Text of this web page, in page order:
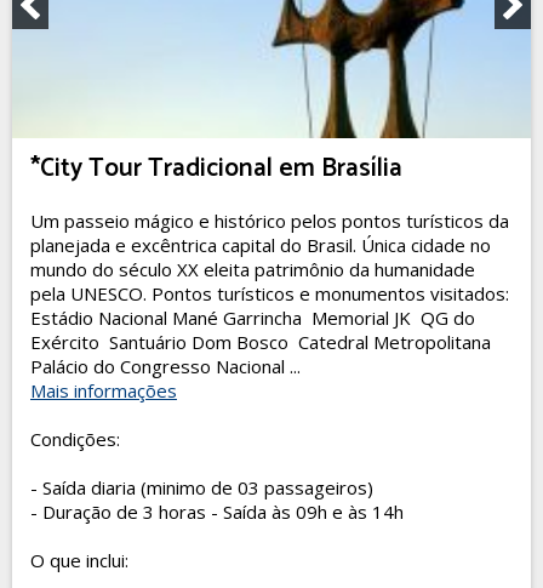
*City Tour Tradicional em Brasília
Um passeio mágico e histórico pelos pontos turísticos da
planejada e excêntrica capital do Brasil. Única cidade no
mundo do século XX eleita patrimônio da humanidade
pela UNESCO. Pontos turísticos e monumentos visitados:
Estádio Nacional Mané Garrincha Memorial JK QG do
Exército Santuário Dom Bosco Catedral Metropolitana
Palácio do Congresso Nacional ...
Mais informações
Condições:
- Saída diaria (minimo de 03 passageiros)
- Duração de 3 horas - Saída às 09h e às 14h
O que inclui: